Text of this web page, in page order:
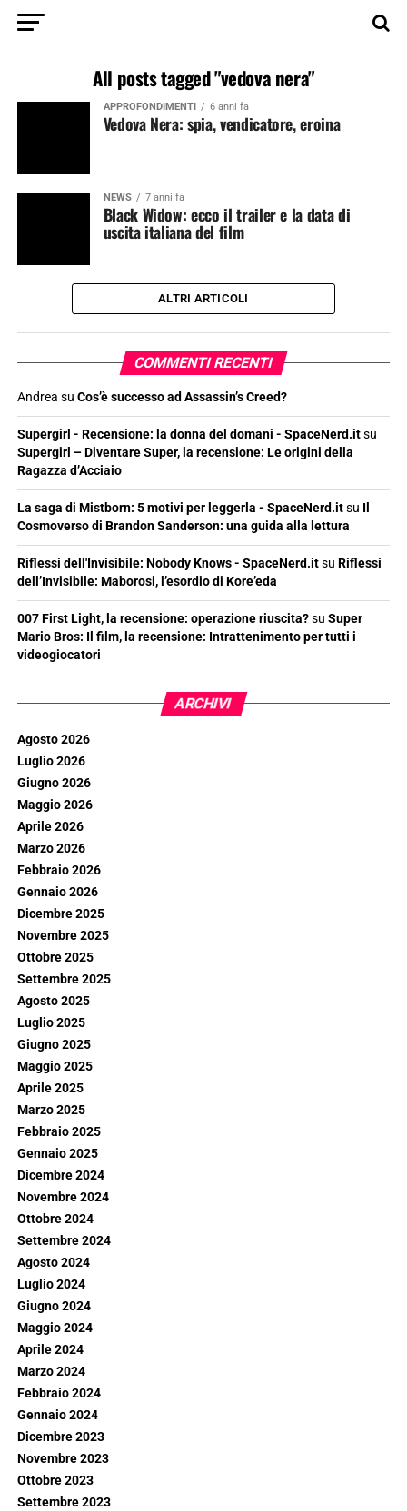
All posts tagged "vedova nera"
APPROFONDIMENTI 6 anni fa
Vedova Nera: spia, vendicatore, eroina
NEWS 7 anni fa
Black Widow: ecco il trailer e la data di
uscita italiana del film
ALTRI ARTICOLI
COMMENTI RECENTI
Andrea su Cos’è successo ad Assassin’s Creed?
Supergirl - Recensione: la donna del domani - SpaceNerd.itsu
Supergirl – Diventare Super, la recensione: Le origini della
Ragazza d’Acciaio
La saga di Mistborn: 5 motivi per leggerla - SpaceNerd.itsu Il
Cosmoverso di Brandon Sanderson: una guida alla lettura
Riflessi dell'Invisibile: Nobody Knows - SpaceNerd.itsu Riflessi
dell’Invisibile: Maborosi, l’esordio di Kore’eda
007 First Light, la recensione: operazione riuscita?su Super
Mario Bros: Il film, la recensione: Intrattenimento per tutti i
videogiocatori
ARCHIVI
Agosto 2026
Luglio 2026
Giugno 2026
Maggio 2026
Aprile 2026
Marzo 2026
Febbraio 2026
Gennaio 2026
Dicembre 2025
Novembre 2025
Ottobre 2025
Settembre 2025
Agosto 2025
Luglio 2025
Giugno 2025
Maggio 2025
Aprile 2025
Marzo 2025
Febbraio 2025
Gennaio 2025
Dicembre 2024
Novembre 2024
Ottobre 2024
Settembre 2024
Agosto 2024
Luglio 2024
Giugno 2024
Maggio 2024
Aprile 2024
Marzo 2024
Febbraio 2024
Gennaio 2024
Dicembre 2023
Novembre 2023
Ottobre 2023
Settembre 2023